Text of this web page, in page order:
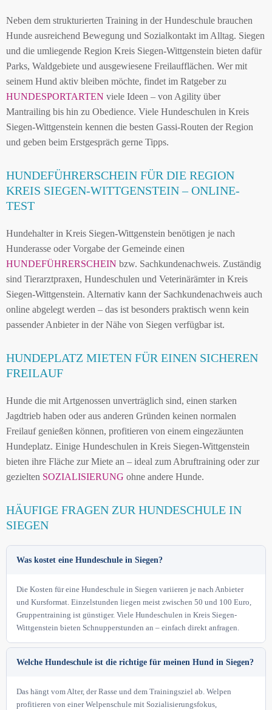
Neben dem strukturierten Training in der Hundeschule brauchen
Hunde ausreichend Bewegung und Sozialkontakt im Alltag. Siegen
und die umliegende Region Kreis Siegen-Wittgenstein bieten dafür
Parks, Waldgebiete und ausgewiesene Freilaufflächen. Wer mit
seinem Hund aktiv bleiben möchte, findet im Ratgeber zu
HUNDESPORTARTEN viele Ideen – von Agility über
Mantrailing bis hin zu Obedience. Viele Hundeschulen in Kreis
Siegen-Wittgenstein kennen die besten Gassi-Routen der Region
und geben beim Erstgespräch gerne Tipps.
HUNDEFÜHRERSCHEIN FÜR DIE REGION
KREIS SIEGEN-WITTGENSTEIN – ONLINE-
TEST
Hundehalter in Kreis Siegen-Wittgenstein benötigen je nach
Hunderasse oder Vorgabe der Gemeinde einen
HUNDEFÜHRERSCHEIN bzw. Sachkundenachweis. Zuständig
sind Tierarztpraxen, Hundeschulen und Veterinärämter in Kreis
Siegen-Wittgenstein. Alternativ kann der Sachkundenachweis auch
online abgelegt werden – das ist besonders praktisch wenn kein
passender Anbieter in der Nähe von Siegen verfügbar ist.
HUNDEPLATZ MIETEN FÜR EINEN SICHEREN
FREILAUF
Hunde die mit Artgenossen unverträglich sind, einen starken
Jagdtrieb haben oder aus anderen Gründen keinen normalen
Freilauf genießen können, profitieren von einem eingezäunten
Hundeplatz. Einige Hundeschulen in Kreis Siegen-Wittgenstein
bieten ihre Fläche zur Miete an – ideal zum Abruftraining oder zur
gezielten SOZIALISIERUNG ohne andere Hunde.
HÄUFIGE FRAGEN ZUR HUNDESCHULE IN
SIEGEN
Was kostet eine Hundeschule in Siegen?
Die Kosten für eine Hundeschule in Siegen variieren je nach Anbieter
und Kursformat. Einzelstunden liegen meist zwischen 50 und 100 Euro,
Gruppentraining ist günstiger. Viele Hundeschulen in Kreis Siegen-
Wittgenstein bieten Schnupperstunden an – einfach direkt anfragen.
Welche Hundeschule ist die richtige für meinen Hund in Siegen?
Das hängt vom Alter, der Rasse und dem Trainingsziel ab. Welpen
profitieren von einer Welpenschule mit Sozialisierungsfokus,